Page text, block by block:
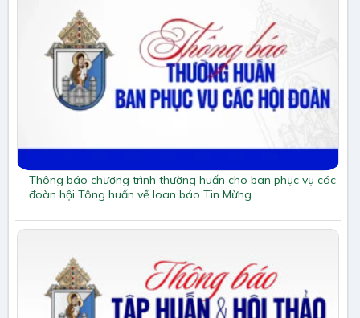
Thông báo chương trình thường huấn cho ban phục vụ các
đoàn hội Tông huấn về loan báo Tin Mừng